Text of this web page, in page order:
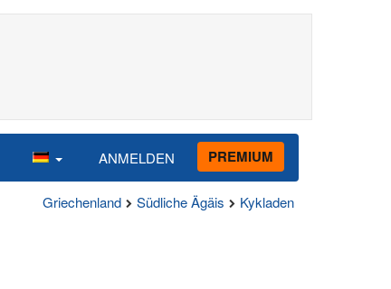
ANMELDEN PREMIUM
Griechenland Südliche Ägäis Kykladen